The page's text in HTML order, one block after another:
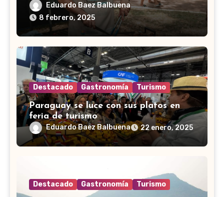
Eduardo Baez Balbuena
8 febrero, 2025
Destacado Gastronomía Turismo
Paraguay se luce con sus platos en
feria de turismo
Eduardo Baez Balbuena 22 enero, 2025
Destacado Gastronomía Turismo